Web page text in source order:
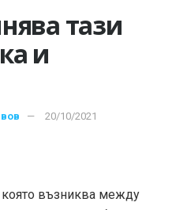
тази
и
20/10/2021
възниква между